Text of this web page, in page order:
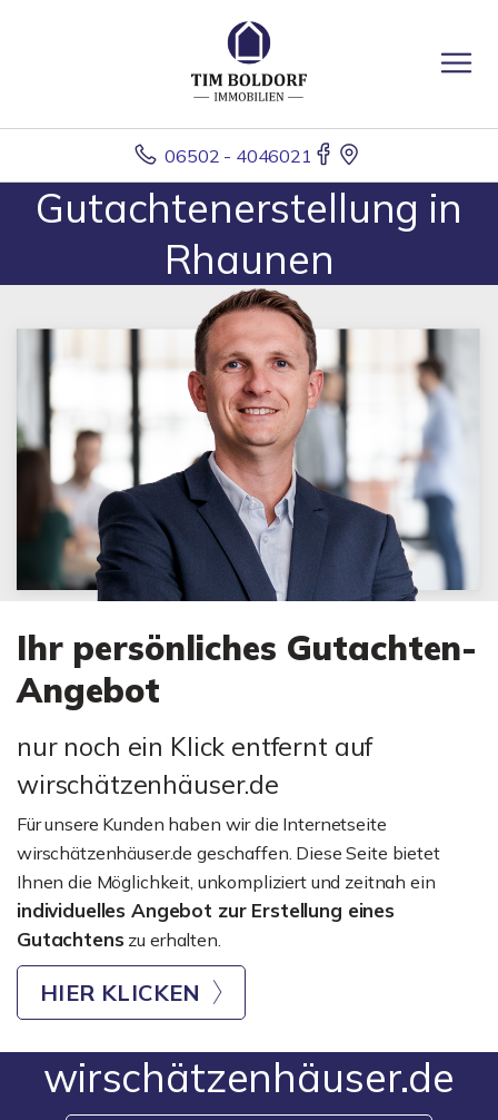
06502 - 4046021
Gutachtenerstellung in
Rhaunen
Ihr persönliches Gutachten-
Angebot
nur noch ein Klick entfernt auf
wirschätzenhäuser.de
Für unsere Kunden haben wir die Internetseite
wirschätzenhäuser.de geschaffen. Diese Seite bietet
Ihnen die Möglichkeit, unkompliziert und zeitnah ein
individuelles Angebot zur Erstellung eines
Gutachtens zu erhalten.
HIER KLICKEN
wirschätzenhäuser.de